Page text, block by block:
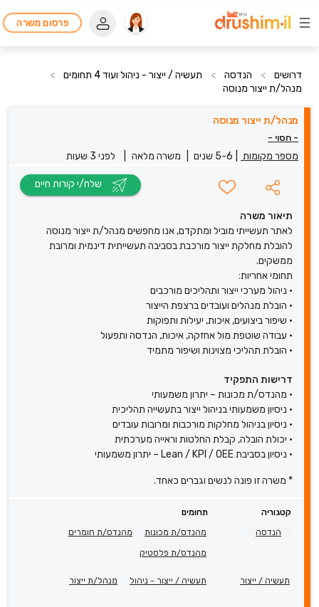
פרסום משרה
דרושים > הנדסה > תעשיה / ייצור - ניהול ועוד 4 תחומים
>
מנהל/ת ייצור מנוסה
מנהל/ת ייצור מנוסה
- חסוי -
מספר מקומות 5-6 שנים משרה מלאה לפני 3 שעות
תיאור משרה
לאתר תעשייתי מוביל ומתקדם, אנו מחפשים מנהל/ת ייצור מנוסה
להובלת מחלקת ייצור מורכבת בסביבה תעשייתית דינמית ומרובת
ממשקים.
תחומי אחריות:
• ניהול מערכי ייצור ותהליכים מורכבים
• הובלת מנהלים ועובדים ברצפת הייצור
• שיפור ביצועים, איכות, יעילות ותפוקות
• עבודה שוטפת מול אחזקה, איכות, הנדסה ותפעול
• הובלת תהליכי מצוינות ושיפור מתמיד
דרישות התפקיד
• מהנדס/ת מכונות – יתרון משמעותי
• ניסיון משמעותי בניהול ייצור בתעשייה תהליכית
• ניסיון בניהול מחלקות מורכבות ומרובות עובדים
• יכולת הובלה, קבלת החלטות וראייה מערכתית
• ניסיון בסביבת Lean / KPI / OEE – יתרון משמעותי
* משרה זו פונה לנשים וגברים כאחד.
קטגוריה
תחומים
הנדסה
מהנדס/ת מכונות מהנדס/ת חומרים
מהנדס/ת פלסטיק
תעשיה / ייצור תעשיה / ייצור - ניהול מנהל/ת ייצור